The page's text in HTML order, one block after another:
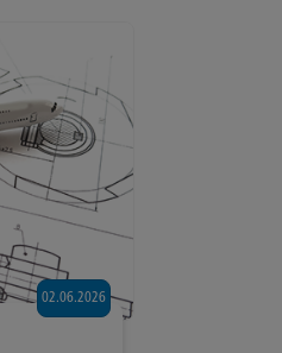
02.06.2026